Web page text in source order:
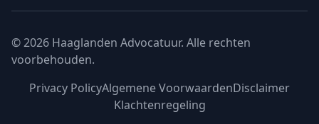
©2026 Haaglanden Advocatuur. Alle rechten
voorbehouden.
Privacy PolicyAlgemene VoorwaardenDisclaimer
Klachtenregeling